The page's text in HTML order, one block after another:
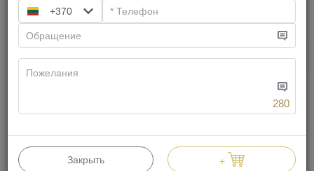
Имеем предложений:58
двоих
120 мин. 230.00 €
+370
280
Закрыть +